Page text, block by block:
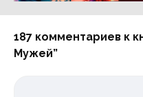
187 комментариев к
Мужей”